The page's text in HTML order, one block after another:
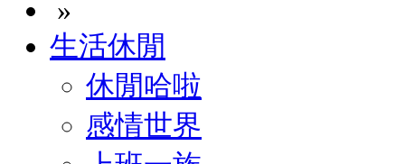
»
生活休閒
休閒哈啦
感情世界